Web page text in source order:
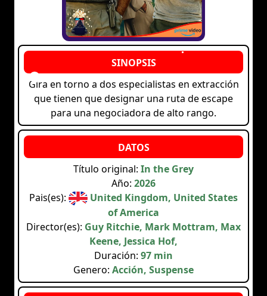
Gira en torno a dos especialistas en extracción
que tienen que designar una ruta de escape
para una negociadora de alto rango.
Título original: In the Grey
Año: 2026
Pais(es):
United Kingdom, United States
of America
Director(es): Guy Ritchie, Mark Mottram, Max
Keene, Jessica Hof,
Duración: 97 min
Genero: Acción, Suspense